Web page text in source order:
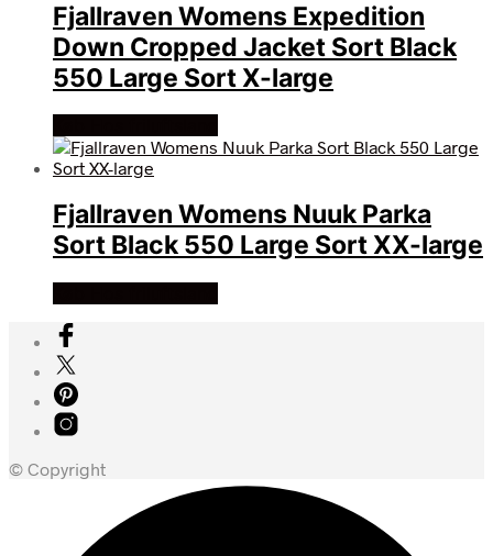
Fjallraven Womens Expedition
Down Cropped Jacket Sort Black
550 Large Sort X-large
Fjallraven Womens Nuuk Parka
Sort Black 550 Large Sort XX-large
© Copyright